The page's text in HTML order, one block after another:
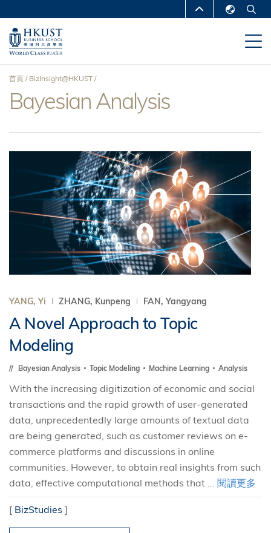
主
內
MORE ABOUT HKUST
UNIVERSITY NEWS
DEPARTMENTS A-Z
MAP & DIRECTIONS
導
航
連
首頁 BizInsight@HKUST
Bayesian Analysis
YANG, Yi ZHANG, Kunpeng FAN, Yangyang
A Novel Approach to Topic
Modeling
Bayesian Analysis Topic Modeling Machine Learning Analysis
With the increasing digitization of economic and social
transactions and the rapid growth of user-generated
data, unprecedentedly large amounts of textual data
are being generated, such as customer reviews on e-
commerce platforms and discussions in online
communities. However, to obtain real insights from such
data, effective computational methods that ... 閱讀更多
[ BizStudies ]